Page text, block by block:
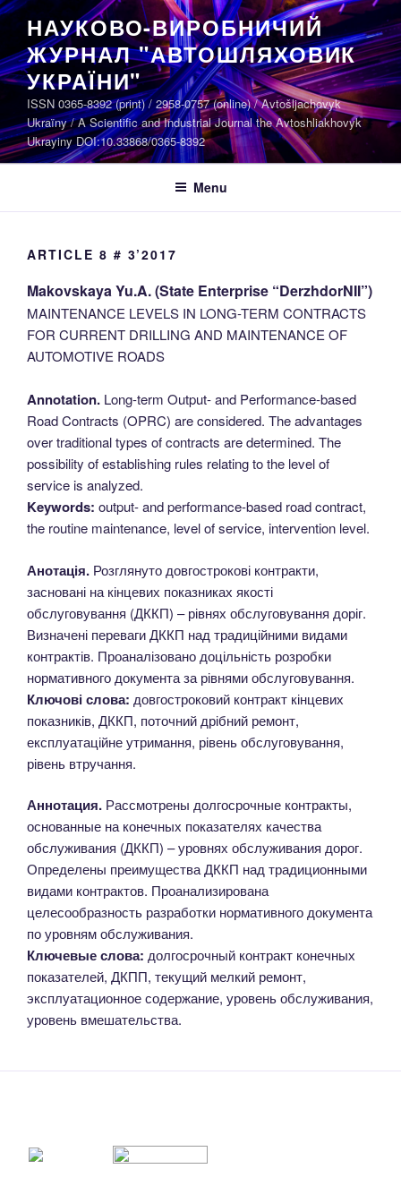
Skip
content
НАУКОВО-ВИРОБНИЧИЙ
ЖУРНАЛ "АВТОШЛЯХОВИК
УКРАЇНИ"
ISSN 0365-8392 (print) / 2958-0757 (online) / Avtošljachovyk
Ukraïny / A Scientific and Industrial Journal the Avtoshliakhovyk
Ukrayiny DOI:10.33868/0365-8392
Menu
ARTICLE 8 # 3’2017
Makovskaya Yu.A. (State Enterprise “DerzhdorNII”)
MAINTENANCE LEVELS IN LONG-TERM CONTRACTS
FOR CURRENT DRILLING AND MAINTENANCE OF
AUTOMOTIVE ROADS
Annotation. Long-term Output- and Performance-based
Road Contracts (OPRC) are considered. The advantages
over traditional types of contracts are determined. The
possibility of establishing rules relating to the level of
service is analyzed.
Keywords: output- and performance-based road contract,
the routine maintenance, level of service, intervention level.
Анотація. Розглянуто довгострокові контракти,
засновані на кінцевих показниках якості
обслуговування (ДККП) – рівнях обслуговування доріг.
Визначені переваги ДККП над традиційними видами
контрактів. Проаналізовано доцільність розробки
нормативного документа за рівнями обслуговування.
Ключові слова: довгостроковий контракт кінцевих
показників, ДККП, поточний дрібний ремонт,
експлуатаційне утримання, рівень обслуговування,
рівень втручання.
Аннотация. Рассмотрены долгосрочные контракты,
основанные на конечных показателях качества
обслуживания (ДККП) – уровнях обслуживания дорог.
Определены преимущества ДККП над традиционными
видами контрактов. Проанализирована
целесообразность разработки нормативного документа
по уровням обслуживания.
Ключевые слова: долгосрочный контракт конечных
показателей, ДКПП, текущий мелкий ремонт,
эксплуатационное содержание, уровень обслуживания,
уровень вмешательства.